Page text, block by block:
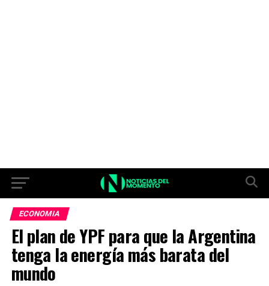
ECONOMIA
El plan de YPF para que la Argentina
tenga la energía más barata del
mundo